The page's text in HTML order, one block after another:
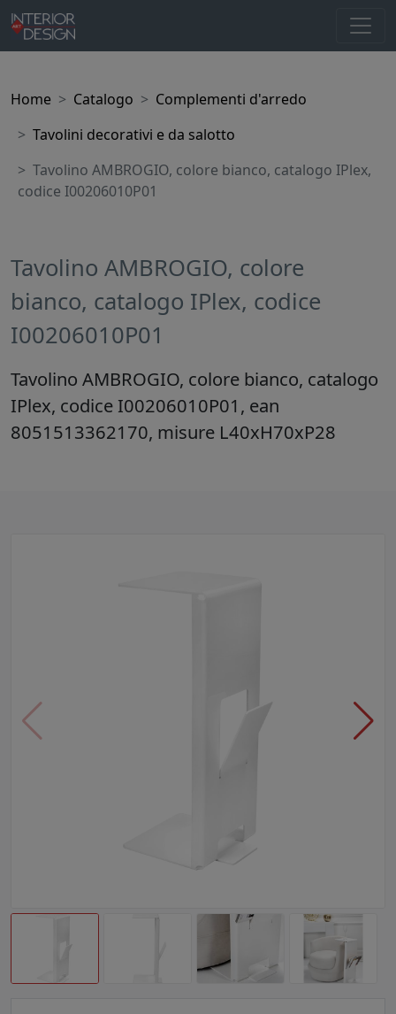
Home Catalogo
Complementi d'arredo
Tavolini decorativi e da salotto
Tavolino AMBROGIO, colore bianco, catalogo IPlex,
codice I00206010P01
Tavolino AMBROGIO, colore
bianco, catalogo IPlex, codice
I00206010P01
Tavolino AMBROGIO, colore bianco, catalogo
IPlex, codice I00206010P01, ean
8051513362170, misure L40xH70xP28